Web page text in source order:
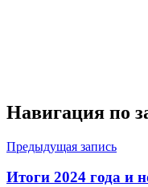
Навигация по
Предыдущая запись
Итоги 2024 года и